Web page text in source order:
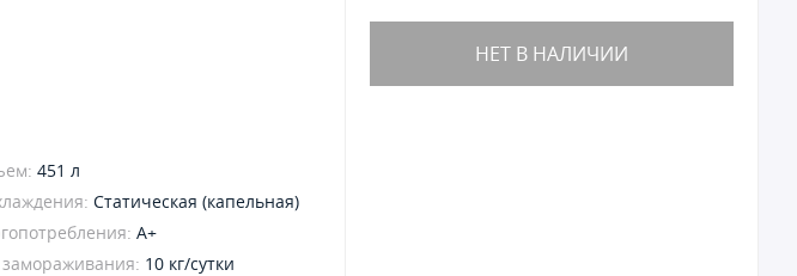
451 л
Статическая (капельная)
A+
10 кг/сутки
НЕТ В НАЛИЧИИ